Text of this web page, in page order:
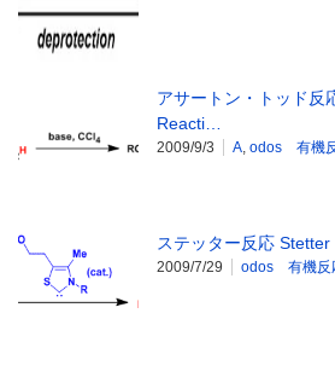
アサートン・トッド反
Reacti…
2009/9/3 A, odos 有機
ステッター反応 Stetter
2009/7/29 odos 有機反